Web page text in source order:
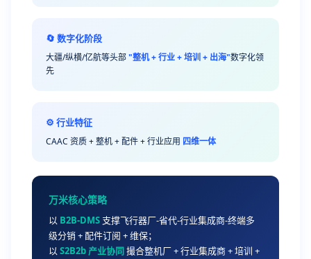
🔄 数字化阶段
大疆/纵横/亿航等头部"整机 + 行业 + 培训 + 出海"数字化领
先
⚙️ 行业特征
CAAC 资质 + 整机 + 配件 + 行业应用 四维一体
万米核心策略
以 B2B-DMS 支撑飞行器厂-省代-行业集成商-终端多
级分销 + 配件订阅 + 维保；
以 S2B2b 产业协同撮合整机厂 + 行业集成商 + 培训 +